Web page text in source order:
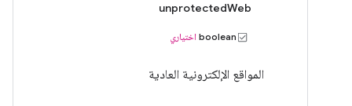
unprotectedWeb
boolean اختياري
المواقع الإلكترونية العادية